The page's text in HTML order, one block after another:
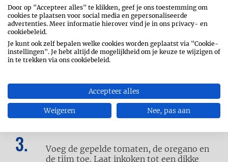
Smelt de boter in een pan die ook in de
oven mag en voeg de knoflook en de
ansjovis toe. Blijf roeren tot de knoflook
Voeg de wijn toe en laat deze inkoken.
Voeg de gepelde tomaten, de oregano en
de tijm toe. Laat inkoken tot een dikke
Door op "Accepteer alles" te klikken, geef je ons toestemming om
cookies te plaatsen voor social media en gepersonaliseerde
advertenties. Meer informatie hierover vind je in ons privacy- en
cookiebeleid.
Je kunt ook zelf bepalen welke cookies worden geplaatst via "Cookie-
instellingen". Je hebt altijd de mogelijkheid om je keuze te wijzigen of
in te trekken via ons cookiebeleid.
Accepteer alles
Weigeren Nee, pas aan